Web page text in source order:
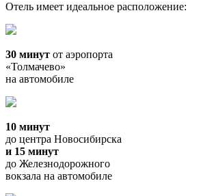
Отель имеет идеальное расположение:
30 минут от аэропорта
«Толмачево»
на автомобиле
10 минут
до центра Новосибирска
и 15 минут
до Железнодорожного
вокзала на автомобиле